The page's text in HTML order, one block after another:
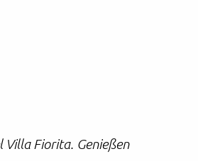
Villa Fiorita. Genießen